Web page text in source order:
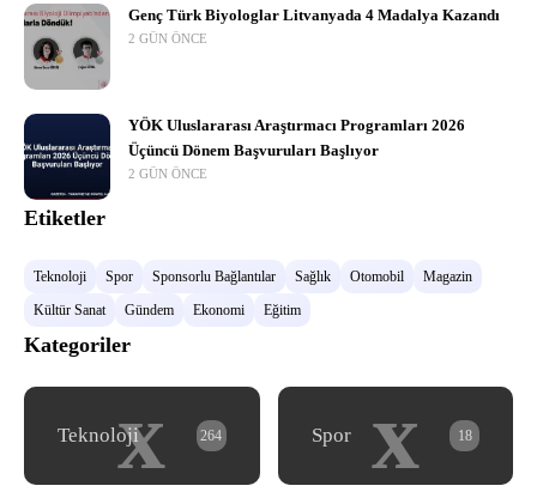
Genç Türk Biyologlar Litvanyada 4 Madalya Kazandı
2 GÜN ÖNCE
YÖK Uluslararası Araştırmacı Programları 2026
Üçüncü Dönem Başvuruları Başlıyor
2 GÜN ÖNCE
Etiketler
Teknoloji Spor Sponsorlu Bağlantılar Sağlık Otomobil
Magazin
Kültür Sanat
Gündem Ekonomi Eğitim
Kategoriler
x
Teknoloji 264 x
Spor 18